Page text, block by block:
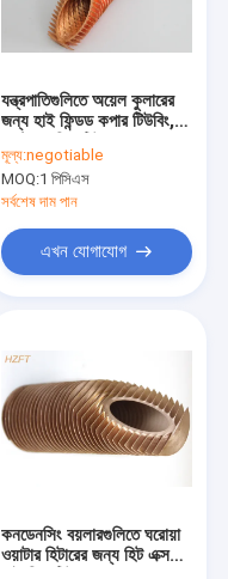
যন্ত্রপাতিগুলিতে অয়েল কুলারের
জন্য হাই ফিন্ডড কপার টিউবিং,
মূল্য:negotiable
MOQ:1 পিসিএস
সর্বশেষ দাম পান
এখন যোগাযোগ
কনডেনসিং বয়লারগুলিতে ঘরোয়া
ওয়াটার হিটারের জন্য হিট এক্সচেঞ্জ